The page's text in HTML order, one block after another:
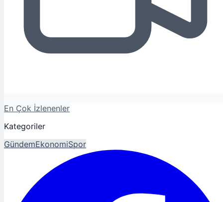
En Çok İzlenenler
Kategoriler
GündemEkonomiSpor